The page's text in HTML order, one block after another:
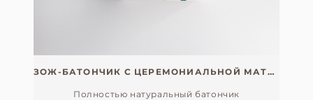
ЗОЖ-БАТОНЧИК С ЦЕРЕМОНИАЛЬНОЙ МАТЧА (ЧАЙНЫЙ ДОМ YANOEN, ЯПОНИЯ) БЕЗ САХАРА, СОИ, ГЛЮТЕНА И ЛАКТОЗЫ
Полностью натуральный батончик